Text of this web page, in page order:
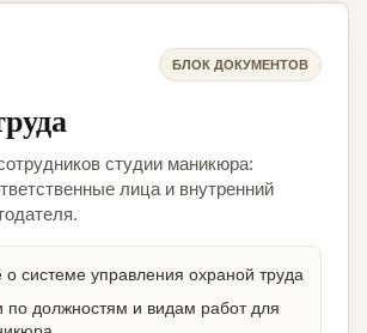
БЛОК ДОКУМЕНТОВ
студии маникюра:
лица и внутренний
системе управления охраной труда
по должностям и видам работ для